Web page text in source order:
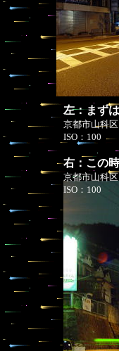
左：まず
京都市山科
ISO：100
右：この
京都市山科
ISO：100